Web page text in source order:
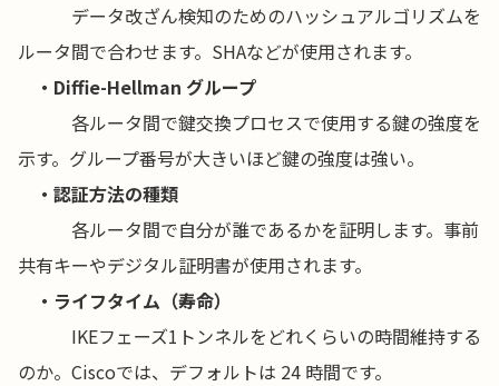
データ改ざん検知のためのハッシュアルゴリズムを
ルータ間で合わせます。SHAなどが使用されます。
・Diffie-Hellman グループ
各ルータ間で鍵交換プロセスで使用する鍵の強度を
示す。グループ番号が大きいほど鍵の強度は強い。
・認証方法の種類
各ルータ間で自分が誰であるかを証明します。事前
共有キーやデジタル証明書が使用されます。
・ライフタイム（寿命）
IKEフェーズ1トンネルをどれくらいの時間維持する
のか。Ciscoでは、デフォルトは 24 時間です。